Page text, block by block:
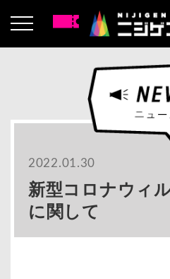
2022.01.30
新型コロナウィ
に関して